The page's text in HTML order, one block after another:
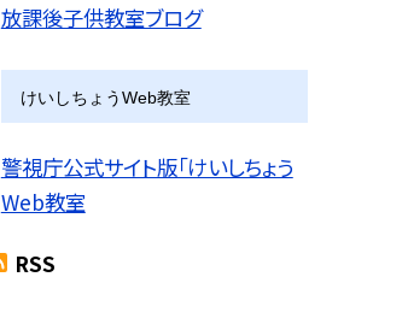
放課後子供教室ブログ
けいしちょうWeb教室
警視庁公式サイト版「けいしちょう
Web教室
RSS